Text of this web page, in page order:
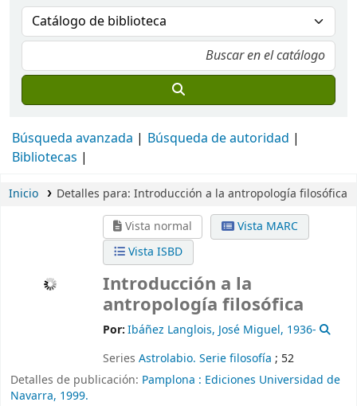
Búsqueda avanzada
Búsqueda de autoridad
Bibliotecas
Inicio Detalles para: Introducción a la antropología filosófica
Vista normal
Vista MARC
Vista ISBD
Introducción a la
antropología filosófica
Por:Ibáñez Langlois, José Miguel, 1936-
Series Astrolabio. Serie filosofía ; 52
Detalles de publicación: Pamplona : Ediciones Universidad de
Navarra, 1999.